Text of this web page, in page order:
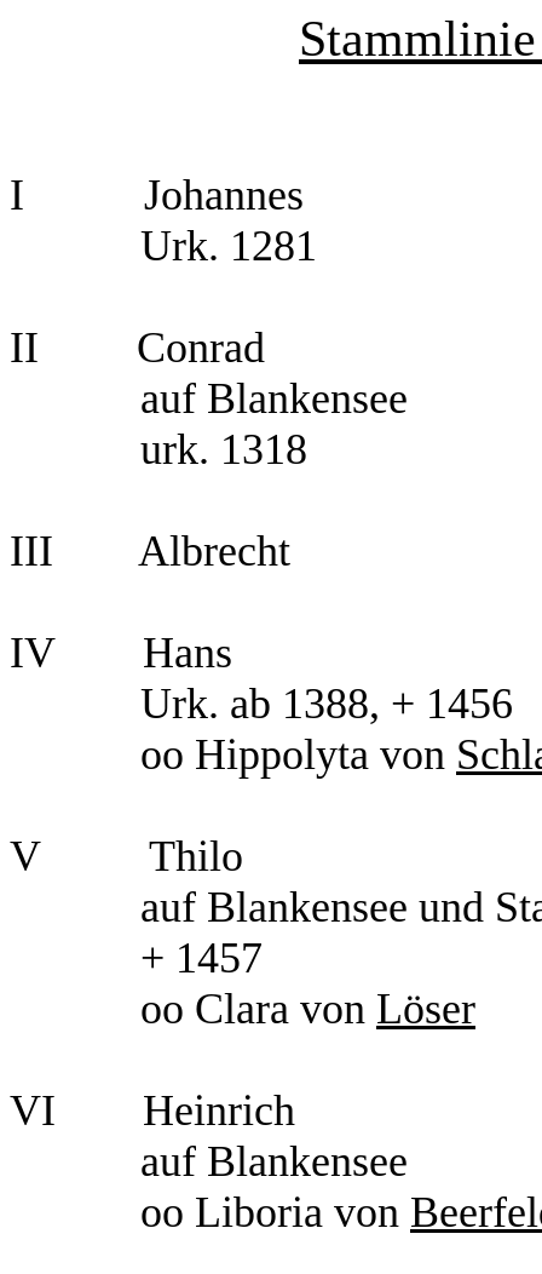
I
Johannes
Urk. 1281
II
Conrad
auf Blankensee
urk. 1318
III Albrecht
IV
Hans
Urk. ab 1388, + 1456
oo Hippolyta von
V
Thilo
auf Blankensee und
+ 1457
oo Clara von Löser
VI
Heinrich
auf Blankensee
oo Liboria von